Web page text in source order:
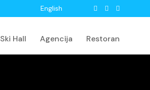
English
Ski Hall Agencija Restoran